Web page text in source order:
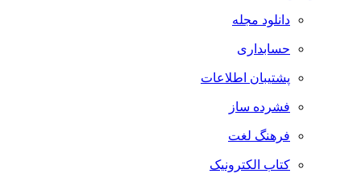
دانلود مجله
حسابداری
پشتیبان اطلاعات
فشرده ساز
فرهنگ لغت
کتاب الکترونیک